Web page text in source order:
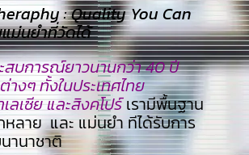
: Quality You Can
ม่นยำที่วัดได้
สบการณ์ยาวนานกว่า 40 ปี
งๆ ทั้งในประเทศไทย
ลเซีย และสิงคโปร์เรามีพื้นฐาน
ลาย และ แม่นยำ ทีไ่ด้รับการ
นานาชาติ